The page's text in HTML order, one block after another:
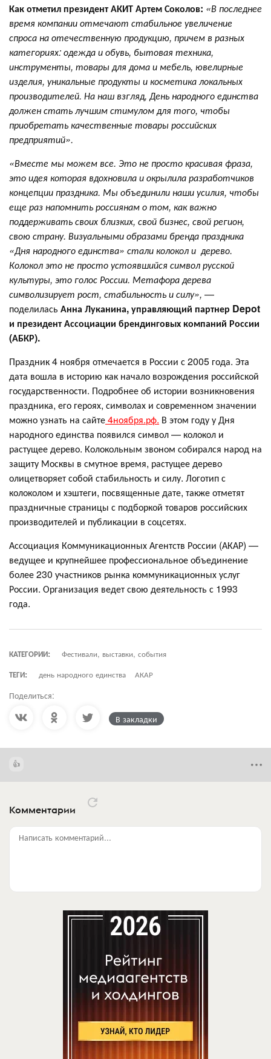
Как отметил президент АКИТ Артем Соколов: «В последнее
время компании отмечают стабильное увеличение
спроса на отечественную продукцию, причем в разных
категориях: одежда и обувь, бытовая техника,
инструменты, товары для дома и мебель, ювелирные
изделия, уникальные продукты и косметика локальных
производителей. На наш взгляд, День народного единства
должен стать лучшим стимулом для того, чтобы
приобретать качественные товары российских
предприятий».
«Вместе мы можем все. Это не просто красивая фраза,
это идея которая вдохновила и окрылила разработчиков
концепции праздника. Мы объединили наши усилия, чтобы
еще раз напомнить россиянам о том, как важно
поддерживать своих близких, свой бизнес, свой регион,
свою страну. Визуальными образами бренда праздника
«Дня народного единства» стали колокол и дерево.
Колокол это не просто устоявшийся символ русской
культуры, это голос России. Метафора дерева
символизирует рост, стабильность и силу», —
поделилась Анна Луканина, управляющий партнер Depot
и президент Ассоциации брендинговых компаний России
(АБКР).
Праздник 4 ноября отмечается в России с 2005 года. Эта
дата вошла в историю как начало возрождения российской
государственности. Подробнее об истории возникновения
праздника, его героях, символах и современном значении
можно узнать на сайте4ноября.рф. В этом году у Дня
народного единства появился символ — колокол и
растущее дерево. Колокольным звоном собирался народ на
защиту Москвы в смутное время, растущее дерево
олицетворяет собой стабильность и силу. Логотип с
колоколом и хэштеги, посвященные дате, также отметят
праздничные страницы с подборкой товаров российских
производителей и публикации в соцсетях.
Ассоциация Коммуникационных Агентств России (АКАР) —
ведущее и крупнейшее профессиональное объединение
более 230 участников рынка коммуникационных услуг
России. Организация ведет свою деятельность с 1993
года.
КАТЕГОРИИ:
Фестивали, выставки, события
ТЕГИ:
день народного единства АКАР
Поделиться:
В закладки
Комментарии
Написать комментарий...